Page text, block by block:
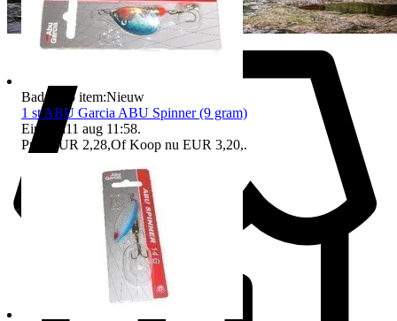
Badge op item:Nieuw
1 st ABU Garcia ABU Spinner (9 gram)
Eindtijd11 aug 11:58.
Prijs:
EUR 2,28,Of Koop nu EUR 3,20,.